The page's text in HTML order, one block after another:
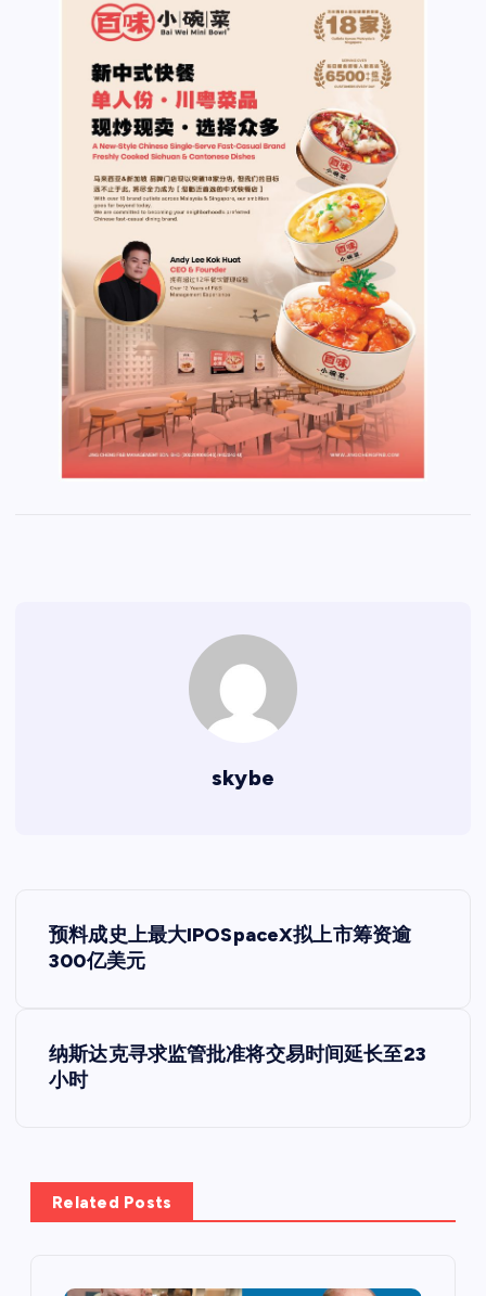
skybe
文
章
航
预料成史上最大IPOSpaceX拟上市筹资逾
300亿美元
纳斯达克寻求监管批准将交易时间延长至23
小时
Related Posts